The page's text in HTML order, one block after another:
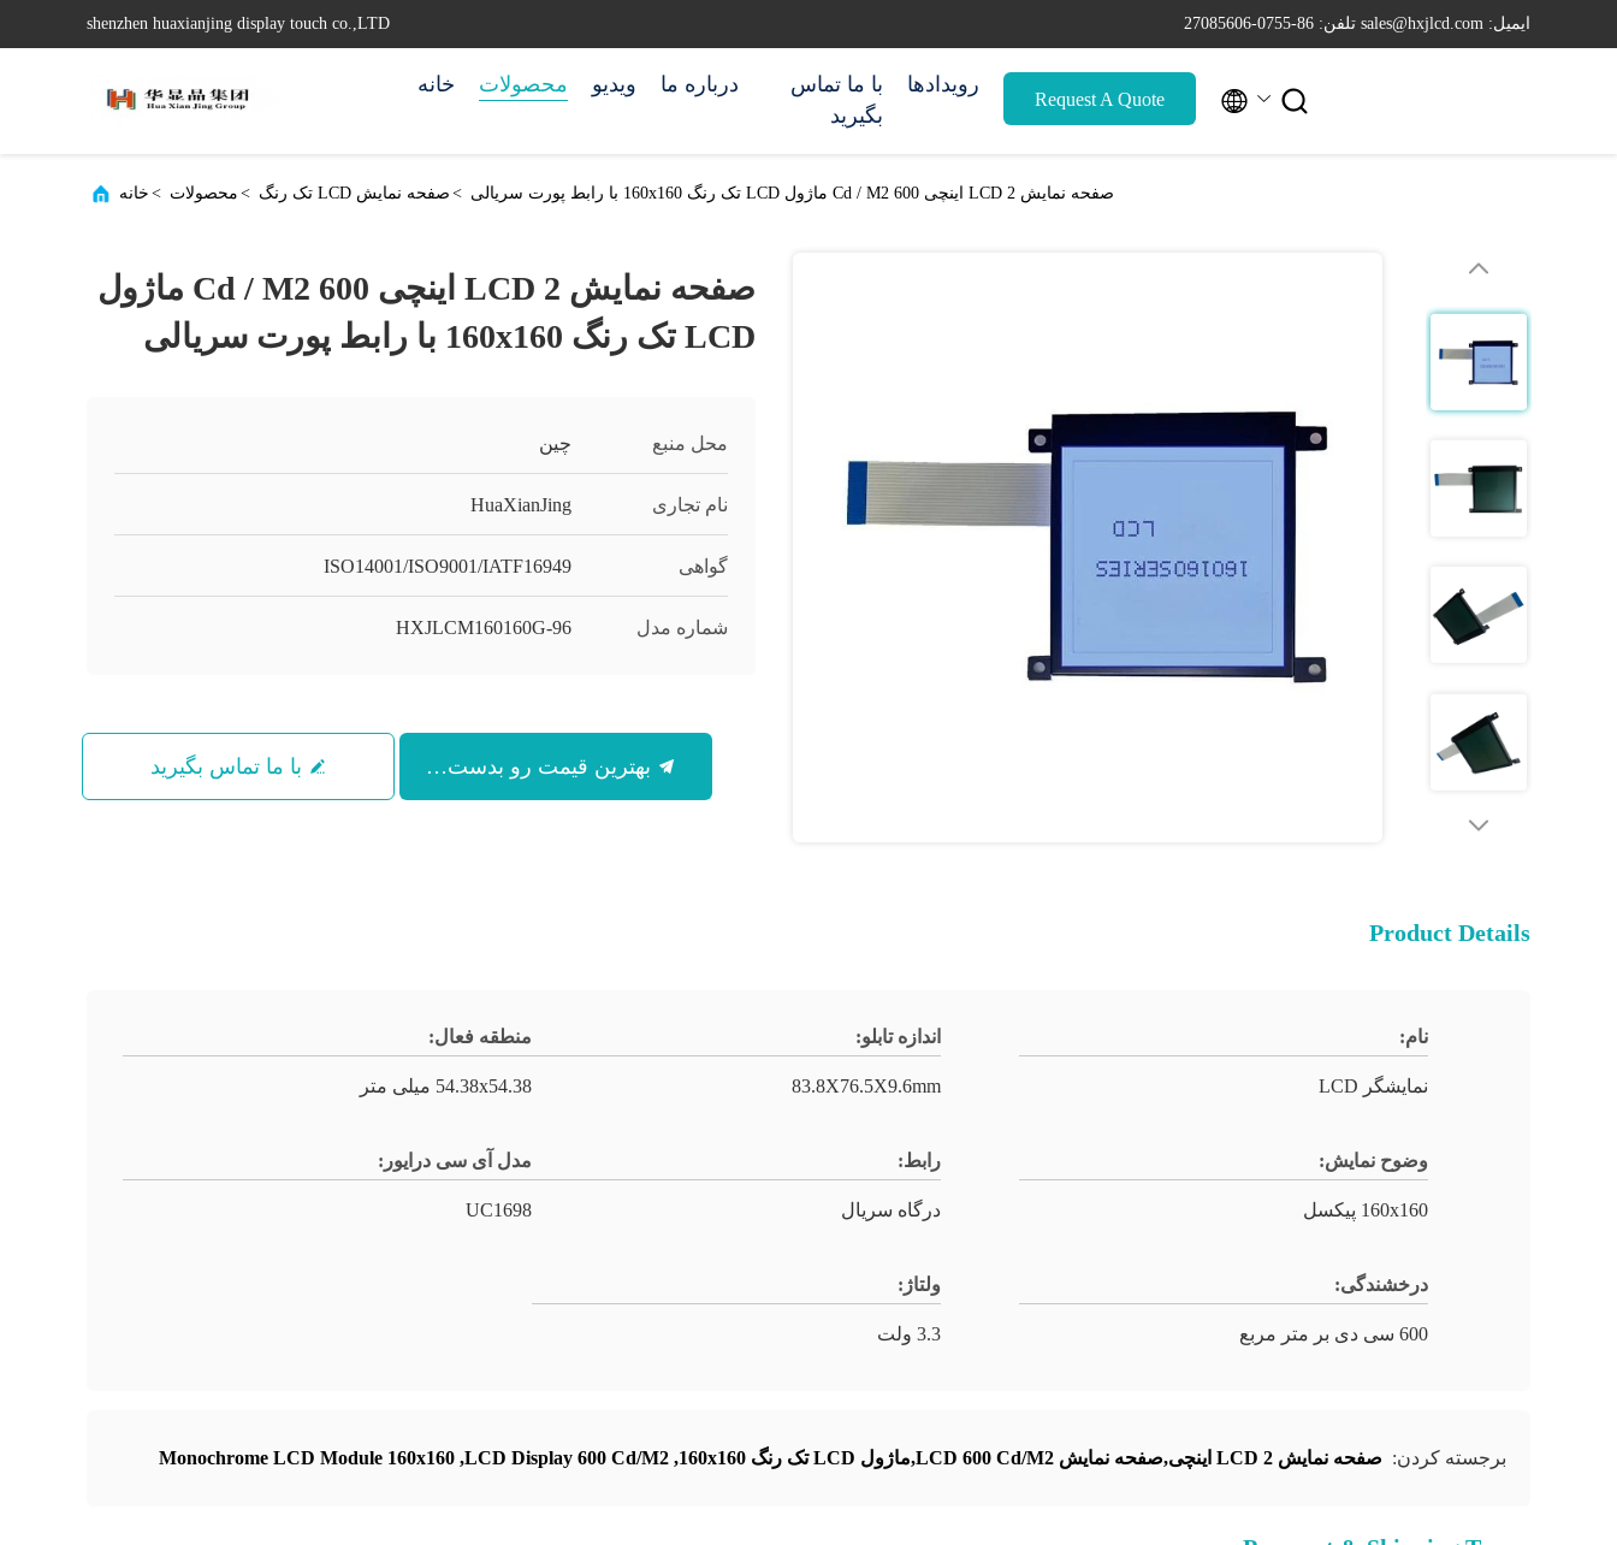
shenzhen huaxianjing display touch co.,LTD ایمیل: sales@hxjlcd.com تلفن: 86-0755-27085606
خانه محصولات ویدیو درباره ما
با ما تماس
بگیرید
رویدادها
Request A Quote  
خانه > محصولات > صفحه نمایش LCD تک رنگ > صفحه نمایش LCD 2 اینچی 600 Cd / M2 ماژول LCD تک رنگ 160x160 با رابط پورت سریالی
صفحه نمایش LCD 2 اینچی 600 Cd / M2 ماژول
LCD تک رنگ 160x160 با رابط پورت سریالی
محل منبع چین
نام تجاری HuaXianJing
گواهی ISO14001/ISO9001/IATF16949
شماره مدل HXJLCM160160G-96
با ما تماس بگیرید
Product Details
نام:
نمایشگر LCD
اندازه تابلو:
83.8X76.5X9.6mm
منطقه فعال:
54.38x54.38 میلی متر
وضوح نمایش:
160x160 پیکسل
رابط:
درگاه سریال
مدل آی سی درایور:
UC1698
درخشندگی:
600 سی دی بر متر مربع
ولتاژ:
3.3 ولت
برجسته کردن: صفحه نمایش LCD 2 اینچی,صفحه نمایش LCD 600 Cd/M2,ماژول LCD تک رنگ 160x160 ,
LCD Display 600 Cd/M2
,
Monochrome LCD Module 160x160